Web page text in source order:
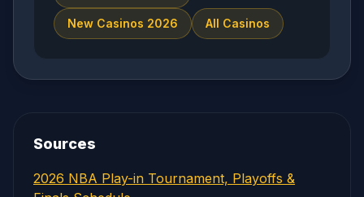
New Casinos 2026 All Casinos
Sources
2026 NBA Play-in Tournament, Playoffs &